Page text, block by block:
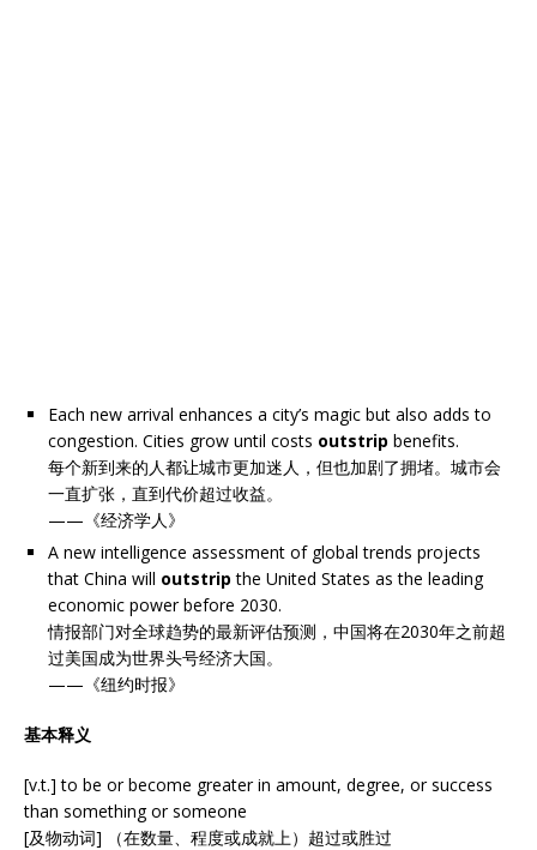
Each new arrival enhances a city’s magic but also adds to
congestion. Cities grow until costs outstrip benefits.
每个新到来的人都让城市更加迷人，但也加剧了拥堵。城市会
一直扩张，直到代价超过收益。
——《经济学人》
A new intelligence assessment of global trends projects
that China will outstrip the United States as the leading
economic power before 2030.
情报部门对全球趋势的最新评估预测，中国将在2030年之前超
过美国成为世界头号经济大国。
——《纽约时报》
基本释义
[v.t.] to be or become greater in amount, degree, or success
than something or someone
[及物动词] （在数量、程度或成就上）超过或胜过